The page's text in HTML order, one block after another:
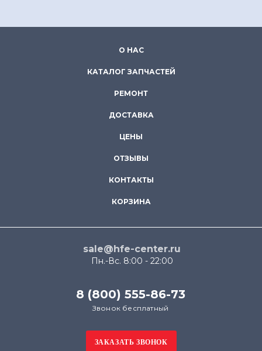
О НАС
КАТАЛОГ ЗАПЧАСТЕЙ
РЕМОНТ
ДОСТАВКА
ЦЕНЫ
ОТЗЫВЫ
КОНТАКТЫ
КОРЗИНА
sale@hfe-center.ru
Пн.-Вс. 8:00 - 22:00
8 (800) 555-86-73
Звонок бесплатный